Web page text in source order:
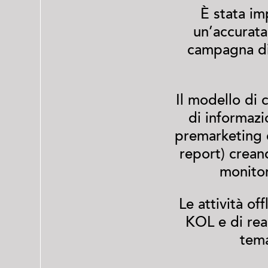
È stata
campagna
Il modello di
di
premarketing
report)
Le attività
KOL e di